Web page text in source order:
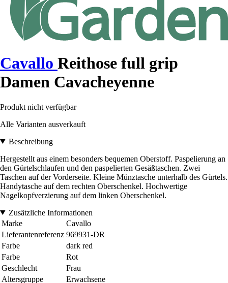
Cavallo Reithose full grip
Damen Cavacheyenne
Produkt nicht verfügbar
Alle Varianten ausverkauft
Beschreibung
Hergestellt aus einem besonders bequemen Oberstoff. Paspelierung an
den Gürtelschlaufen und den paspelierten Gesäßtaschen. Zwei
Taschen auf der Vorderseite. Kleine Münztasche unterhalb des Gürtels.
Handytasche auf dem rechten Oberschenkel. Hochwertige
Nagelkopfverzierung auf dem linken Oberschenkel.
Zusätzliche Informationen
Marke
Cavallo
Lieferantenreferenz 969931-DR
Farbe
dark red
Farbe
Rot
Geschlecht
Frau
Altersgruppe
Erwachsene